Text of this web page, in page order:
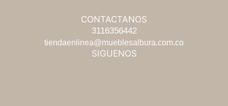
CONTACTANOS
3116356442
tiendaenlinea@mueblesalbura.com.co
SIGUENOS